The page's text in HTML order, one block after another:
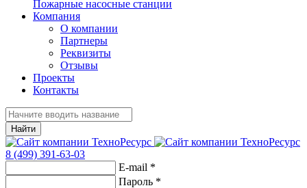
Пожарные насосные станции
Компания
О компании
Партнеры
Реквизиты
Отзывы
Проекты
Контакты
Найти
8 (499) 391-63-03
E-mail *
Пароль *